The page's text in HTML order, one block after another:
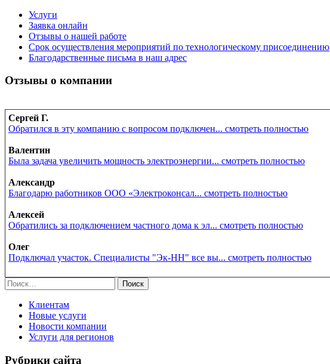
Услуги
Заявка онлайн
Отзывы о нашей работе
Срок осуществления мероприятий по технологическому присоединению
Благодарственные письма в наш адрес
Отзывы о компании
Сергей Г.
Обратился в эту компанию с вопросом подключен... смотреть полностью
Валентин
Была задача увеличить мощность электроэнергии... смотреть полностью
Александр
Благодарю работников ООО «Электроконсал... смотреть полностью
Алексей
Обратились за подключением частного дома к эл... смотреть полностью
Олег
Подключал участок. Специалисты "Эк-НН" все вы... смотреть полностью
Найти:
Клиентам
Новые услуги
Новости компании
Услуги для регионов
Рубрики сайта